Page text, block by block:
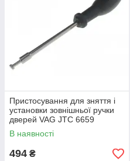
Пристосування для зняття і
установки зовнішньої ручки
дверей VAG JTC 6659
В наявності
494 ₴